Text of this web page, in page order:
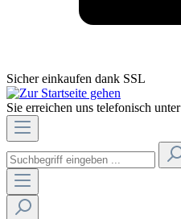
Sicher einkaufen dank SSL
Sie erreichen uns telefonisch unter